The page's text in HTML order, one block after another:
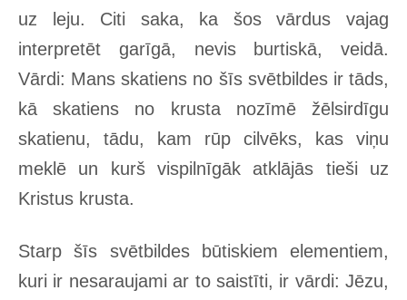
uz leju. Citi saka, ka šos vārdus vajag
interpretēt garīgā, nevis burtiskā, veidā.
Vārdi: Mans skatiens no šīs svētbildes ir tāds,
kā skatiens no krusta nozīmē žēlsirdīgu
skatienu, tādu, kam rūp cilvēks, kas viņu
meklē un kurš vispilnīgāk atklājās tieši uz
Kristus krusta.
Starp šīs svētbildes būtiskiem elementiem,
kuri ir nesaraujami ar to saistīti, ir vārdi: Jēzu,